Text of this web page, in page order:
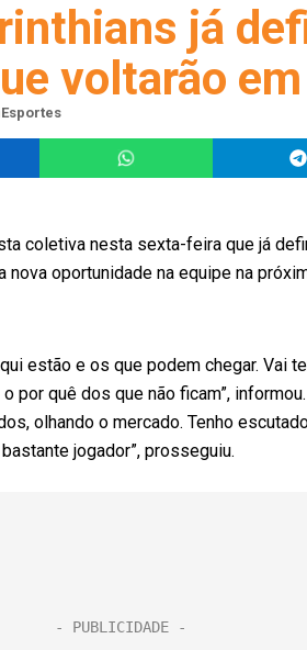
já
voltarão
Esportes
coletiva nesta sexta-feira que já
oportunidade na equipe na
estão e os que podem chegar. Vai
por quê dos que não ficam”,
olhando o mercado. Tenho
jogador”, prosseguiu.